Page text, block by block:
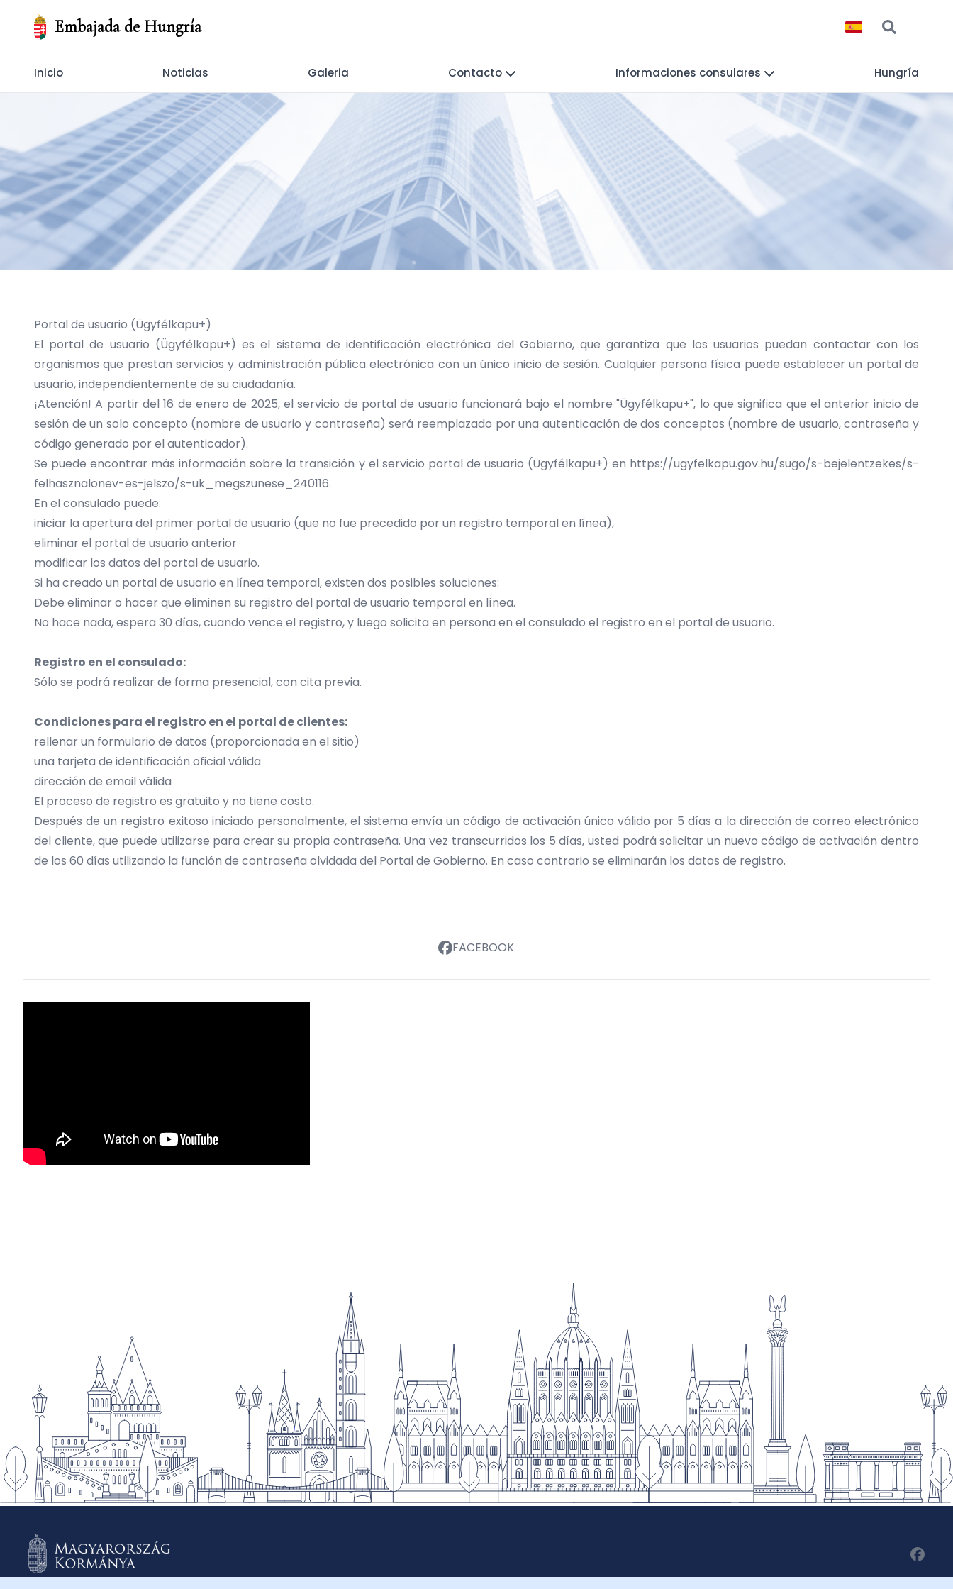
Embajada de Hungría
Inicio Noticias Galeria Contacto Informaciones consulares Hungría
Portal de usuario (Ügyfélkapu+)
El portal de usuario (Ügyfélkapu+) es el sistema de identificación electrónica del Gobierno, que garantiza que los usuarios puedan contactar con los
organismos que prestan servicios y administración pública electrónica con un único inicio de sesión. Cualquier persona física puede establecer un portal de
usuario, independientemente de su ciudadanía.
¡Atención! A partir del 16 de enero de 2025, el servicio de portal de usuario funcionará bajo el nombre "Ügyfélkapu+", lo que significa que el anterior inicio de
sesión de un solo concepto (nombre de usuario y contraseña) será reemplazado por una autenticación de dos conceptos (nombre de usuario, contraseña y
código generado por el autenticador).
Se puede encontrar más información sobre la transición y el servicio portal de usuario (Ügyfélkapu+) en https://ugyfelkapu.gov.hu/sugo/s-bejelentzekes/s-
felhasznalonev-es-jelszo/s-uk_megszunese_240116.
En el consulado puede:
iniciar la apertura del primer portal de usuario (que no fue precedido por un registro temporal en línea),
eliminar el portal de usuario anterior
modificar los datos del portal de usuario.
Si ha creado un portal de usuario en línea temporal, existen dos posibles soluciones:
Debe eliminar o hacer que eliminen su registro del portal de usuario temporal en línea.
No hace nada, espera 30 días, cuando vence el registro, y luego solicita en persona en el consulado el registro en el portal de usuario.
Registro en el consulado:
Sólo se podrá realizar de forma presencial, con cita previa.
Condiciones para el registro en el portal de clientes:
rellenar un formulario de datos (proporcionada en el sitio)
una tarjeta de identificación oficial válida
dirección de email válida
El proceso de registro es gratuito y no tiene costo.
Después de un registro exitoso iniciado personalmente, el sistema envía un código de activación único válido por 5 días a la dirección de correo electrónico
del cliente, que puede utilizarse para crear su propia contraseña. Una vez transcurridos los 5 días, usted podrá solicitar un nuevo código de activación dentro
de los 60 días utilizando la función de contraseña olvidada del Portal de Gobierno. En caso contrario se eliminarán los datos de registro.
FACEBOOK